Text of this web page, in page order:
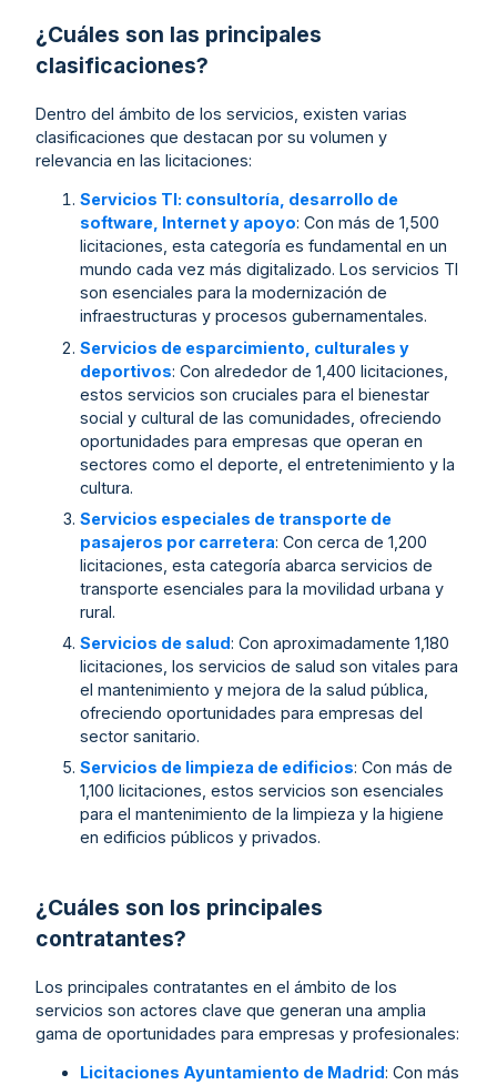
¿Cuáles son las principales
clasificaciones?
Dentro del ámbito de los servicios, existen varias
clasificaciones que destacan por su volumen y
relevancia en las licitaciones:
Servicios TI: consultoría, desarrollo de
software, Internet y apoyo: Con más de 1,500
licitaciones, esta categoría es fundamental en un
mundo cada vez más digitalizado. Los servicios TI
son esenciales para la modernización de
infraestructuras y procesos gubernamentales.
Servicios de esparcimiento, culturales y
deportivos: Con alrededor de 1,400 licitaciones,
estos servicios son cruciales para el bienestar
social y cultural de las comunidades, ofreciendo
oportunidades para empresas que operan en
sectores como el deporte, el entretenimiento y la
cultura.
Servicios especiales de transporte de
pasajeros por carretera: Con cerca de 1,200
licitaciones, esta categoría abarca servicios de
transporte esenciales para la movilidad urbana y
rural.
Servicios de salud: Con aproximadamente 1,180
licitaciones, los servicios de salud son vitales para
el mantenimiento y mejora de la salud pública,
ofreciendo oportunidades para empresas del
sector sanitario.
Servicios de limpieza de edificios: Con más de
1,100 licitaciones, estos servicios son esenciales
para el mantenimiento de la limpieza y la higiene
en edificios públicos y privados.
¿Cuáles son los principales
contratantes?
Los principales contratantes en el ámbito de los
servicios son actores clave que generan una amplia
gama de oportunidades para empresas y profesionales:
Licitaciones Ayuntamiento de Madrid: Con más